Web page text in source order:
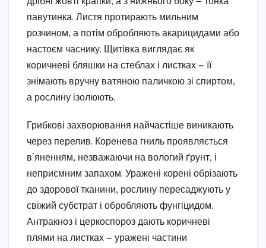
павутинка. Листя протирають мильним
розчином, а потім обробляють акарицидами або
настоєм часнику. Щитівка виглядає як
коричневі бляшки на стеблах і листках — її
знімають вручну ватяною паличкою зі спиртом,
а рослину ізолюють.
Грибкові захворювання найчастіше виникають
через перелив. Коренева гниль проявляється
в’яненням, незважаючи на вологий ґрунт, і
неприємним запахом. Уражені корені обрізають
до здорової тканини, рослину пересаджують у
свіжий субстрат і обробляють фунгіцидом.
Антракноз і церкоспороз дають коричневі
плями на листках — уражені частини